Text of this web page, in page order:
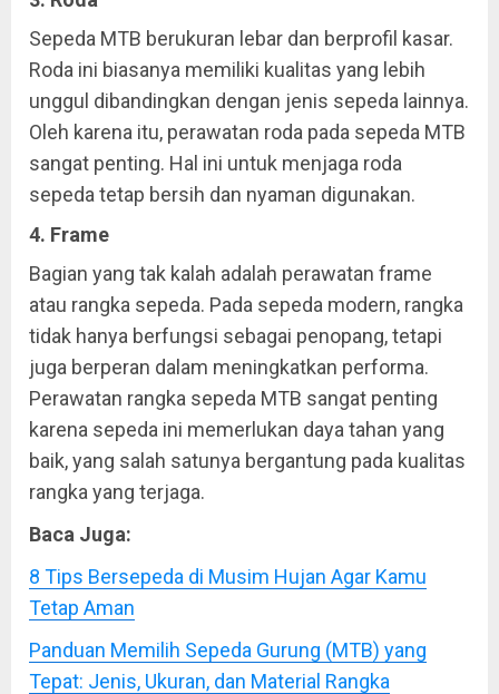
Sepeda MTB berukuran lebar dan berprofil kasar.
Roda ini biasanya memiliki kualitas yang lebih
unggul dibandingkan dengan jenis sepeda lainnya.
Oleh karena itu, perawatan roda pada sepeda MTB
sangat penting. Hal ini untuk menjaga roda
sepeda tetap bersih dan nyaman digunakan.
4. Frame
Bagian yang tak kalah adalah perawatan frame
atau rangka sepeda. Pada sepeda modern, rangka
tidak hanya berfungsi sebagai penopang, tetapi
juga berperan dalam meningkatkan performa.
Perawatan rangka sepeda MTB sangat penting
karena sepeda ini memerlukan daya tahan yang
baik, yang salah satunya bergantung pada kualitas
rangka yang terjaga.
Baca Juga:
8 Tips Bersepeda di Musim Hujan Agar Kamu
Tetap Aman
Panduan Memilih Sepeda Gurung (MTB) yang
Tepat: Jenis, Ukuran, dan Material Rangka